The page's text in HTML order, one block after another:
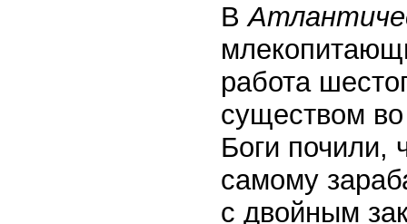
В
работа
существом
Боги почили,
самому
с двойным